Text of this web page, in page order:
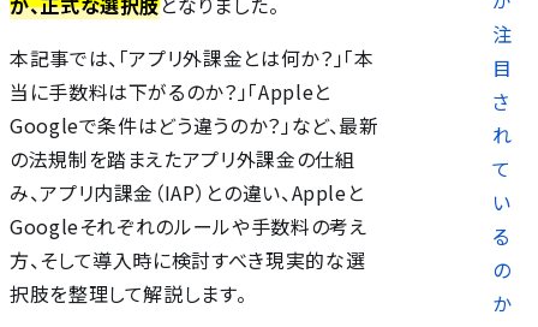
注
目
さ
れ
て
い
る
の
か
本記事では、「アプリ外課金とは何か？」「本
当に手数料は下がるのか？」「Appleと
Googleで条件はどう違うのか？」など、最新
の法規制を踏まえたアプリ外課金の仕組
み、アプリ内課金（IAP）との違い、Appleと
Googleそれぞれのルールや手数料の考え
方、そして導入時に検討すべき現実的な選
択肢を整理して解説します。